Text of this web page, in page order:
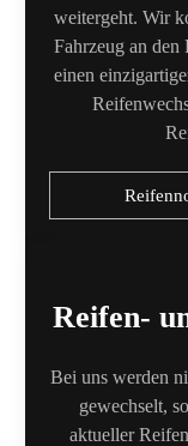
weitergeht. Wir
Fahrzeug an den
einen
Reifen-
Bei uns werden
gewechselt,
aktueller